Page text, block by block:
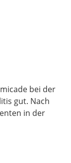
bei der
gut. Nach
in der